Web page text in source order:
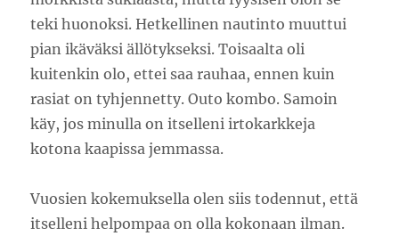
teki huonoksi. Hetkellinen nautinto muuttui
pian ikäväksi ällötykseksi. Toisaalta oli
kuitenkin olo, ettei saa rauhaa, ennen kuin
rasiat on tyhjennetty. Outo kombo. Samoin
käy, jos minulla on itselleni irtokarkkeja
kotona kaapissa jemmassa.
Vuosien kokemuksella olen siis todennut, että
itselleni helpompaa on olla kokonaan ilman.